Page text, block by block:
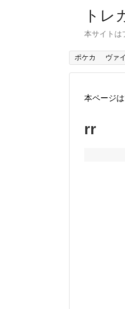
トレ
本サイトは
ポケカ ヴァ
本ページ
rr